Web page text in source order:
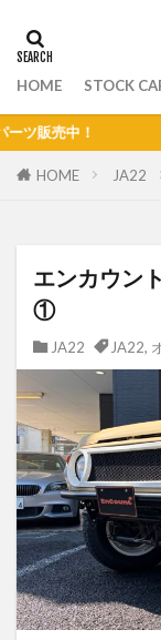
HOME STOCK
HOME JA22
エンカウン
①
JA22 JA22,